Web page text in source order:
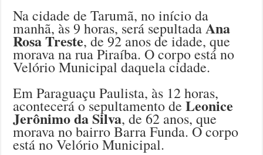
Na cidade de Tarumã, no início da
manhã, às 9 horas, será sepultadaAna
Rosa Treste, de 92 anos de idade, que
morava na rua Piraíba. O corpo está no
Velório Municipal daquela cidade.
Em Paraguaçu Paulista, às 12 horas,
acontecerá o sepultamento deLeonice
Jerônimo da Silva, de 62 anos, que
morava no bairro Barra Funda. O corpo
está no Velório Municipal.